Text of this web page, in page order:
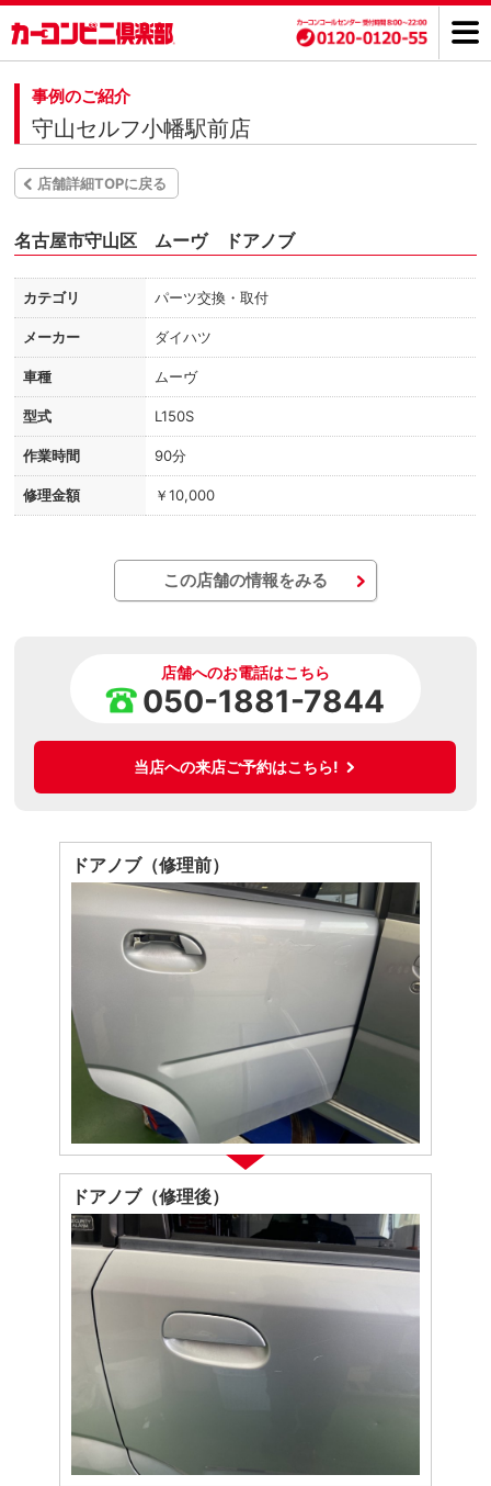
事例のご紹介
守山セルフ小幡駅前店
店舗詳細TOPに戻る
名古屋市守山区 ムーヴ ドアノブ
カテゴリ パーツ交換・取付
メーカー ダイハツ
車種 ムーヴ
型式 L150S
作業時間 90分
修理金額 ￥10,000
この店舗の情報をみる
店舗へのお電話はこちら
050-1881-7844
当店への来店ご予約はこちら!
ドアノブ（修理前）
ドアノブ（修理後）